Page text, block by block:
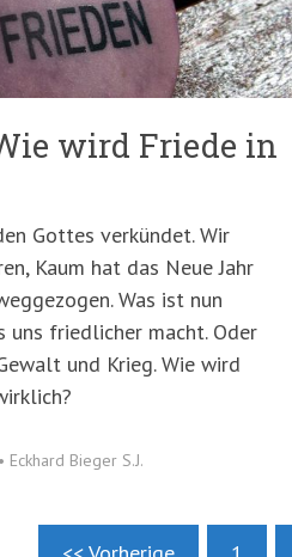
wird Friede in
Gottes verkündet. Wir
Kaum hat das Neue Jahr
Was ist nun
uns friedlicher macht. Oder
und Krieg. Wie wird
• Eckhard Bieger S.J.